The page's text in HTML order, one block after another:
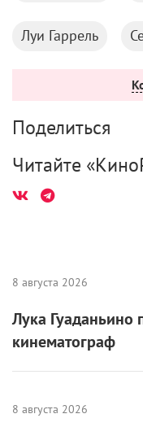
Луи Гаррель
Поделиться
Читайте
8 августа 2026
Лука Гуаданьино
кинематограф
8 августа 2026